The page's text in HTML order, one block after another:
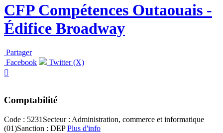
CFP Compétences Outaouais -
Édifice Broadway
Partager
Facebook
Twitter (X)

Comptabilité
Code : 5231 Secteur : Administration, commerce et informatique
(01)Sanction : DEPPlus d'info